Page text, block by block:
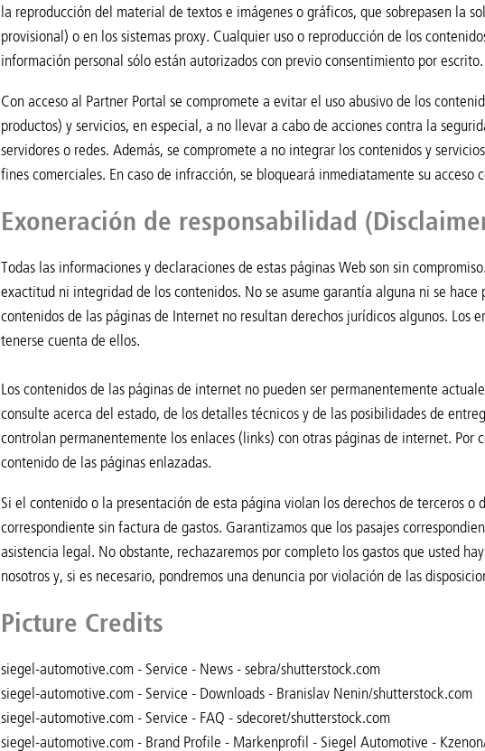
la reproducción del material de textos e imágenes o gráficos, que sobrepasen la
provisional) o en los sistemas proxy. Cualquier uso o reproducción de los
información personal sólo están autorizados con previo consentimiento por escrito.
Con acceso al Partner Portal se compromete a evitar el uso abusivo de los
productos) y servicios, en especial, a no llevar a cabo de acciones contra la
servidores o redes. Además, se compromete a no integrar los contenidos y
fines comerciales. En caso de infracción, se bloqueará inmediatamente su acceso
Exoneración de responsabilidad
Todas las informaciones y declaraciones de estas páginas Web son sin
exactitud ni integridad de los contenidos. No se asume garantía alguna ni se hace
contenidos de las páginas de Internet no resultan derechos jurídicos algunos. Los
tenerse cuenta de ellos.
Los contenidos de las páginas de internet no pueden ser permanentemente
consulte acerca del estado, de los detalles técnicos y de las posibilidades de
controlan permanentemente los enlaces (links) con otras páginas de internet. Por
contenido de las páginas enlazadas.
Si el contenido o la presentación de esta página violan los derechos de terceros
correspondiente sin factura de gastos. Garantizamos que los pasajes
asistencia legal. No obstante, rechazaremos por completo los gastos que usted
nosotros y, si es necesario, pondremos una denuncia por violación de las
Picture Credits
siegel-automotive.com - Service - News - sebra/shutterstock.com
siegel-automotive.com - Service - Downloads - Branislav Nenin/shutterstock.com
siegel-automotive.com - Service - FAQ - sdecoret/shutterstock.com
siegel-automotive.com - Brand Profile - Markenprofil - Siegel Automotive -